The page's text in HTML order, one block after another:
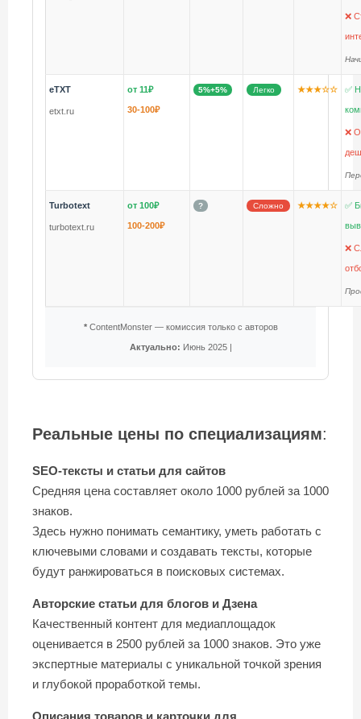
❌
eTXT
etxt.ru
от 11₽
30-100₽
5%+5% Легко ★★★☆☆ ✅
❌
Turbotext
turbotext.ru
от 100₽
100-200₽
? Сложно ★★★★☆ ✅
❌
*ContentMonster — комиссия только с авторов
Актуально: Июнь 2025 |
Реальные цены по специализациям:
SEO-тексты и статьи для сайтов
Средняя цена составляет около 1000 рублей за 1000
знаков.
Здесь нужно понимать семантику, уметь работать с
ключевыми словами и создавать тексты, которые
будут ранжироваться в поисковых системах.
Авторские статьи для блогов и Дзена
Качественный контент для медиаплощадок
оценивается в 2500 рублей за 1000 знаков. Это уже
экспертные материалы с уникальной точкой зрения
и глубокой проработкой темы.
Описания товаров и карточки для